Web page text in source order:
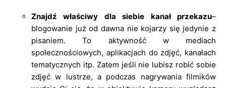
Znajdź właściwy dla siebie kanał przekazu–
blogowanie już od dawna nie kojarzy się jedynie z
pisaniem. To aktywność w mediach
społecznościowych, aplikacjach do zdjęć, kanałach
tematycznych itp. Zatem jeśli nie lubisz robić sobie
zdjęć w lustrze, a podczas nagrywania filmików